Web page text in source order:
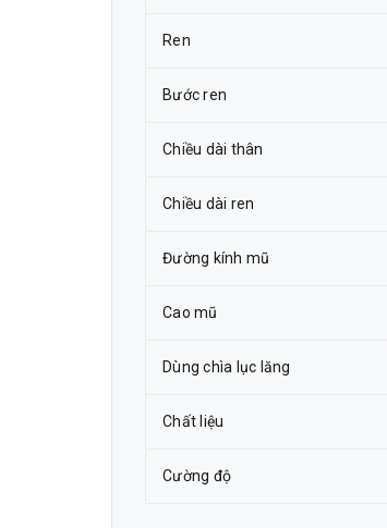
Ren
Bước ren
Chiều dài thân
Chiều dài ren
Đường kính mũ
Cao mũ
Dùng chìa lục lăng
Chất liệu
Cường độ